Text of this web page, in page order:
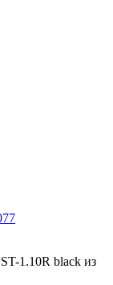
1.10R black из